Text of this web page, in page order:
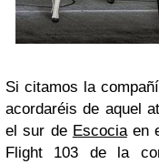
Si citamos la
acordaréis de aquel
el sur de Escociaen
Flight 103 de la